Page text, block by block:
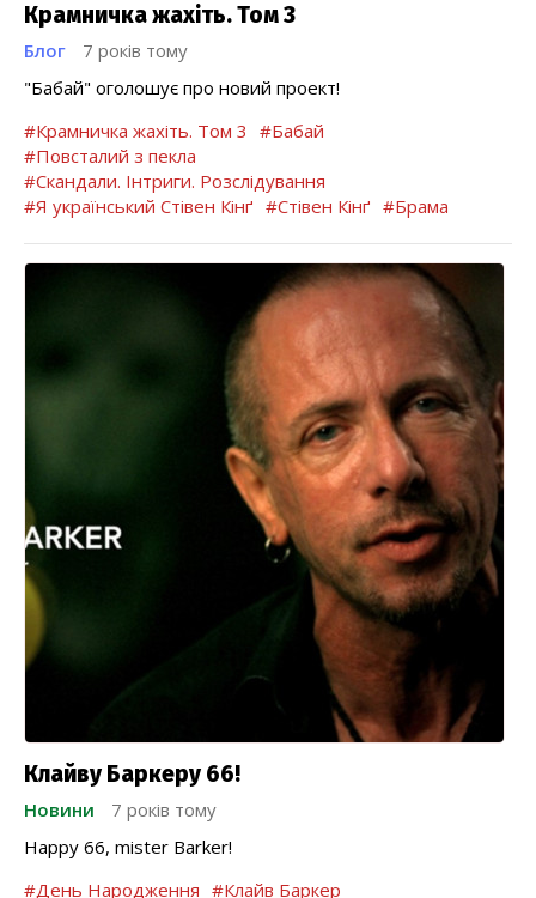
Крамничка жахіть. Том 3
Блог
7 років тому
"Бабай" оголошує про новий проект!
#Крамничка жахіть. Том 3 #Бабай
#Повсталий з пекла
#Скандали. Інтриги. Розслідування
#Я український Стівен Кінґ #Стівен Кінґ #Брама
Клайву Баркеру 66!
Новини
7 років тому
Happy 66, mister Barker!
#День Народження #Клайв Баркер